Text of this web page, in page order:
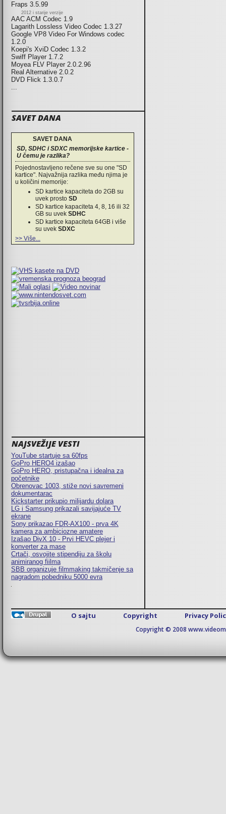
Fraps 3.5.99
2012 i starije verzije
AAC ACM Codec 1.9
Lagarith Lossless Video Codec 1.3.27
Google VP8 Video For Windows codec
1.2.0
Koepi's XviD Codec 1.3.2
Swiff Player 1.7.2
Moyea FLV Player 2.0.2.96
Real Alternative 2.0.2
DVD Flick 1.3.0.7
...
SAVET DANA
SAVET DANA
SD, SDHC i SDXC memorijske kartice -
U čemu je razlika?
Pojednostavljeno rečene sve su one "SD
kartice". Najvažnija razlika među njima je
u količini memorije:
SD kartice kapaciteta do 2GB su
uvek prosto SD
SD kartice kapaciteta 4, 8, 16 ili 32
GB su uvek SDHC
SD kartice kapaciteta 64GB i više
su uvek SDXC
>> Više...
NAJSVEŽIJE VESTI
YouTube startuje sa 60fps
GoPro HERO4 izašao
GoPro HERO, pristupačna i idealna za
početnike
Obrenovac 1003, stiže novi savremeni
dokumentarac
Kickstarter prikupio milijardu dolara
LG i Samsung prikazali savijajuće TV
ekrane
Sony prikazao FDR-AX100 - prva 4K
kamera za ambiciozne amatere
Izašao DivX 10 - Prvi HEVC plejer i
konverter za mase
Crtači, osvojite stipendiju za školu
animiranog fiilma
SBB organizuje filmmaking takmičenje sa
nagradom pobedniku 5000 evra
O sajtu Copyright Privacy
Copyright © 2008